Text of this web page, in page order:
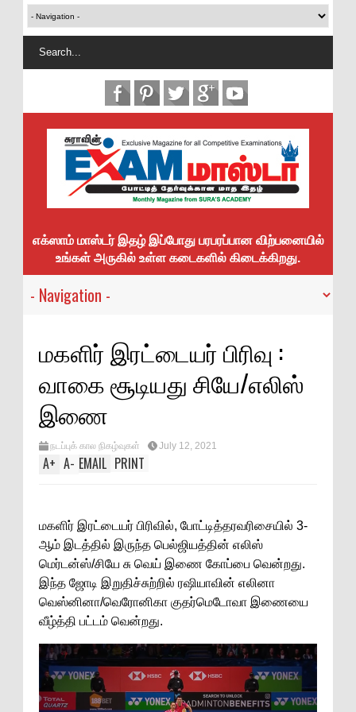
எக்ஸாம் மாஸ்டர் இதழ் இப்போது பரபரப்பான விற்பனையில்
உங்கள் அருகில் உள்ள கடைகளில் கிடைக்கிறது.
மகளிர் இரட்டையர் பிரிவு :
வாகை சூடியது சியே/எலிஸ்
இணை
நடப்புக் கால நிகழ்வுகள் July 12, 2021
A+ A- EMAIL PRINT
மகளிர் இரட்டையர் பிரிவில், போட்டித்தரவரிசையில் 3-
ஆம் இடத்தில் இருந்த பெல்ஜியத்தின் எலிஸ்
மெர்டன்ஸ்/சியே சு வெய் இணை கோப்பை வென்றது.
இந்த ஜோடி இறுதிச்சுற்றில் ரஷியாவின் எலினா
வெஸ்னினா/வெரோனிகா குதர்மெடோவா இணையை
வீழ்த்தி பட்டம் வென்றது.